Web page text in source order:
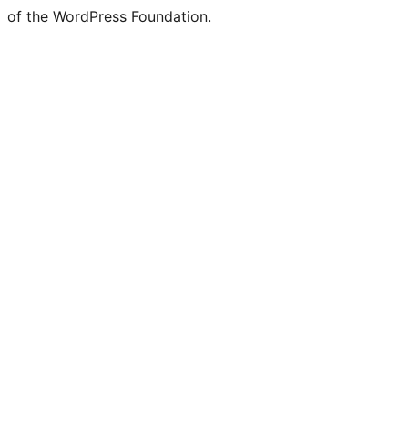
of the WordPress Foundation.